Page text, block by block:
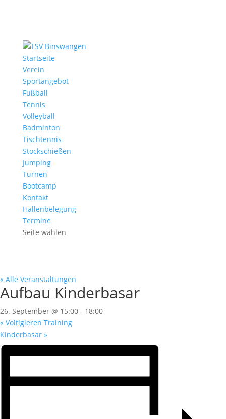
Startseite
Verein
Sportangebot
Fußball
Tennis
Volleyball
Badminton
Tischtennis
Stockschießen
Jumping
Turnen
Bootcamp
Kontakt
Hallenbelegung
Termine
Seite wählen
« Alle Veranstaltungen
Aufbau Kinderbasar
26. September @ 15:00 - 18:00
« Voltigieren Training
Kinderbasar »